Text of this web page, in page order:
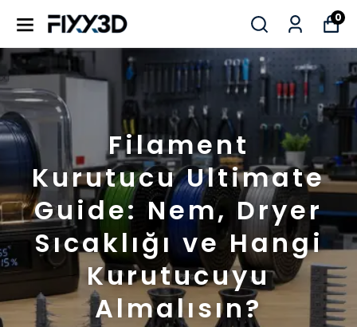
0
Filament
Kurutucu Ultimate
Guide: Nem, Dryer
Sıcaklığı ve Hangi
Kurutucuyu
Almalısın?